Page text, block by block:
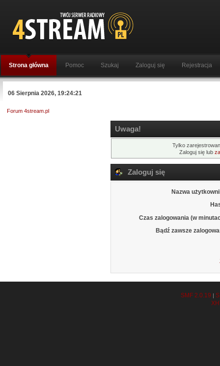
Strona główna Pomoc Szukaj Zaloguj się Rejestracja
06 Sierpnia 2026, 19:24:21
Forum 4stream.pl
Uwaga!
Tylko
Zaloguj się lub
Zaloguj się
Nazwa
Czas zalogowania (w
Bądź zawsze
SMF 2.0.19 |